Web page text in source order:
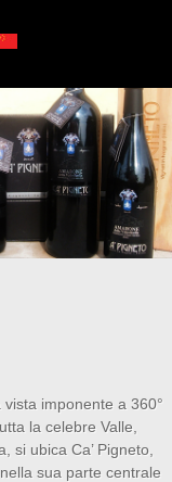
imponente a 360°
la celebre Valle,
si ubica Ca’ Pigneto,
sua parte centrale